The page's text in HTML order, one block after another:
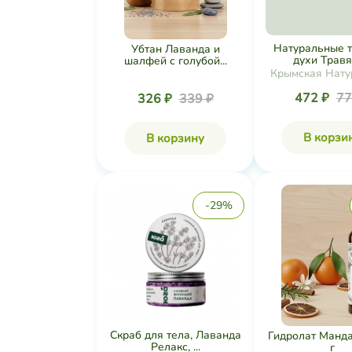
Убтан Лаванда и
шалфей с голубой...
326 ₽ 339 ₽
В корзину
Натуральные
духи
Крымская
472 ₽
В
-29%
Скраб для тела, Лаванда
Релакс, ...
Гидролат
г